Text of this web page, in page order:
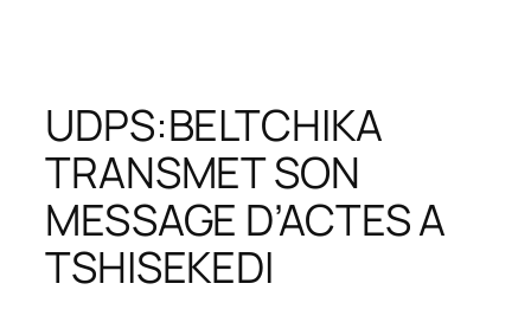
UDPS:BELTCHIKA
TRANSMET SON
MESSAGE D’ACTES A
TSHISEKEDI